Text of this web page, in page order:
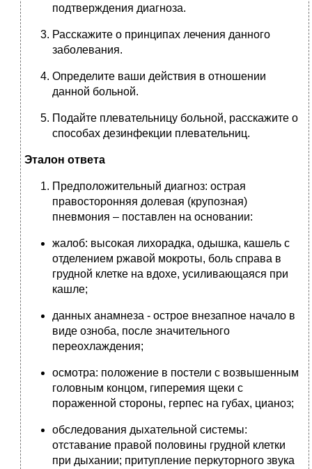
подтверждения диагноза.
Расскажите о принципах лечения данного
заболевания.
Определите ваши действия в отношении
данной больной.
Подайте плевательницу больной, расскажите о
способах дезинфекции плевательниц.
Эталон ответа
Предположительный диагноз: острая
правосторонняя долевая (крупозная)
пневмония – поставлен на основании:
жалоб: высокая лихорадка, одышка, кашель с
отделением ржавой мокроты, боль справа в
грудной клетке на вдохе, усиливающаяся при
кашле;
данных анамнеза - острое внезапное начало в
виде озноба, после значительного
переохлаждения;
осмотра: положение в постели с возвышенным
головным концом, гиперемия щеки с
пораженной стороны, герпес на губах, цианоз;
обследования дыхательной системы:
отставание правой половины грудной клетки
при дыхании; притупление перкуторного звука